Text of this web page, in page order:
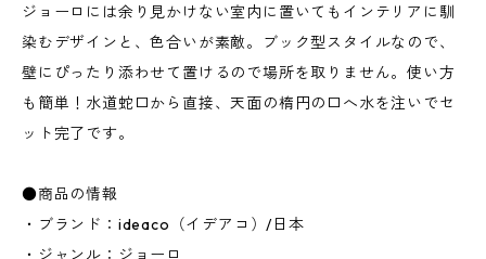
ジョーロには余り見かけない室内に置いてもインテリアに馴
染むデザインと、色合いが素敵。ブック型スタイルなので、
壁にぴったり添わせて置けるので場所を取りません。使い方
も簡単！水道蛇口から直接、天面の楕円の口へ水を注いでセ
ット完了です。
●商品の情報
・ブランド：ideaco（イデアコ）/日本
・ジャンル：ジョーロ